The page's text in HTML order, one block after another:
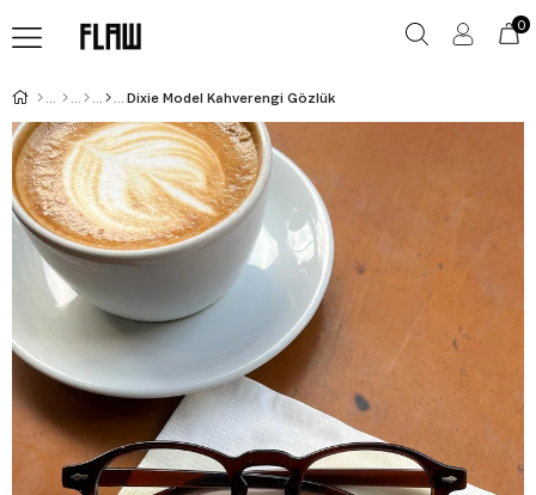
0
Dixie Model Kahverengi Gözlük